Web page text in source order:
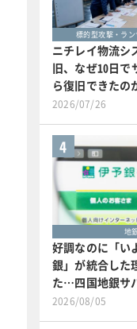
標的型攻撃・ラ
ニチレイ物流シ
旧、なぜ10日で
ら復旧できたの
2026/07/26
4
地
好調なのに「い
銀」が統合した
た…四国地銀サ
2026/08/05